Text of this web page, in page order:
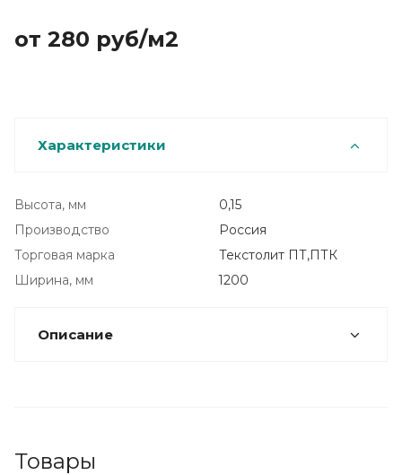
от 280 руб/м2
Характеристики
Высота, мм
0,15
Производство
Россия
Торговая марка
Текстолит ПТ,ПТК
Ширина, мм
1200
Описание
Товары